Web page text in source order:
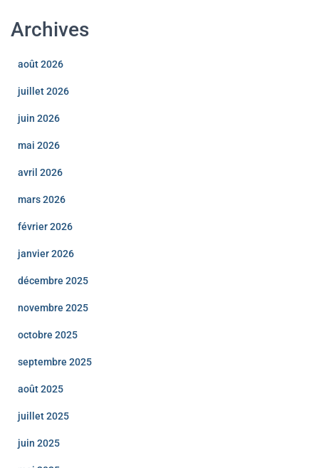
Archives
août 2026
juillet 2026
juin 2026
mai 2026
avril 2026
mars 2026
février 2026
janvier 2026
décembre 2025
novembre 2025
octobre 2025
septembre 2025
août 2025
juillet 2025
juin 2025